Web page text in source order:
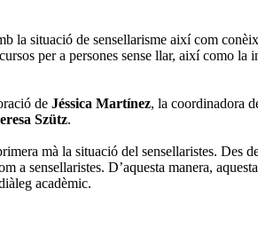
la situació de sensellarisme així com
per a persones sense llar, així como la
de Jéssica Martínez, la coordinadora
Szütz.
mà la situació del sensellaristes. Des
a sensellaristes. D’aquesta manera,
acadèmic.